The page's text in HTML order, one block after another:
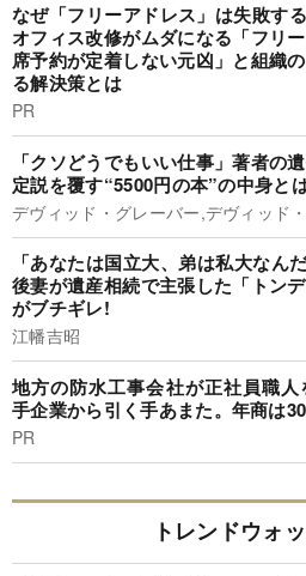
なぜ「フリーアドレス」は失敗す
オフィス改修がムダになる「フリ
席予約が定着しない元凶」と組織
る解決策とは
PR
「クソどうでもいい仕事」著者の
定説を覆す“5500円の本”の中身と
デヴィッド・グレーバー,デヴィッド
「あなたは国立大、弟は私大なん
後妻が遺産相続で主張した「トン
がブチギレ!
江幡吉昭
地方の防水工事会社が正社員職人
手企業から引く手あまた。年商は
PR
トレンドウォ